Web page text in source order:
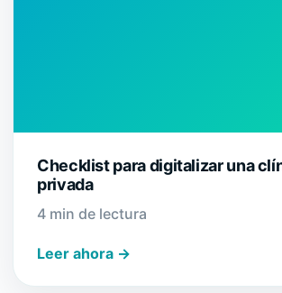
Checklist para digitalizar una
privada
4 min de lectura
Leer ahora →